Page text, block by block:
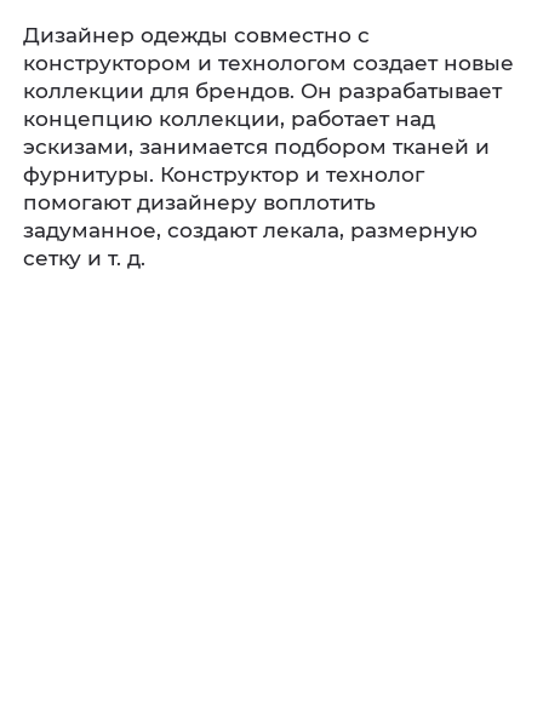
Дизайнер одежды совместно с
конструктором и технологом создает новые
коллекции для брендов. Он разрабатывает
концепцию коллекции, работает над
эскизами, занимается подбором тканей и
фурнитуры. Конструктор и технолог
помогают дизайнеру воплотить
задуманное, создают лекала, размерную
сетку и т. д.